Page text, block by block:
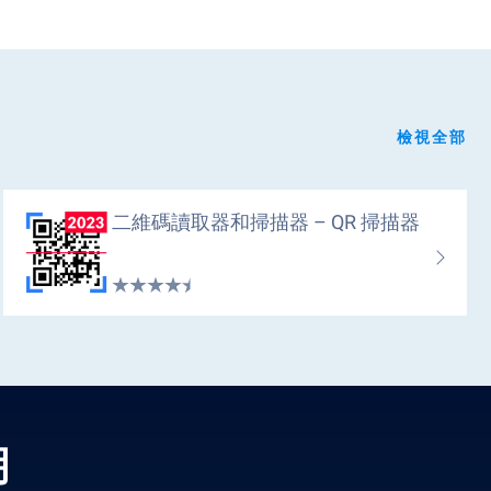
檢視全部
二維碼讀取器和掃描器 – QR 掃描器